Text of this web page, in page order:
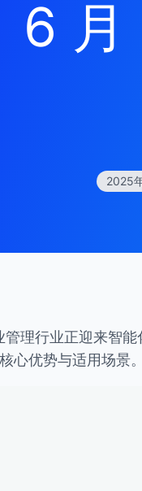
6
2025
理行业正迎来智
心优势与适用场景。